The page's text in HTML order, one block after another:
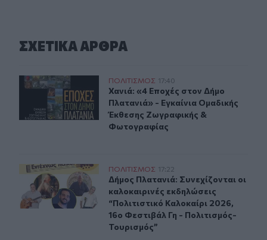
ΣΧΕΤΙΚA AΡΘΡΑ
Χανιά: «4 Εποχές στον Δήμο Πλατανιά» - Εγκαίνια
ΠΟΛΙΤΙΣΜΟΣ 17:40
Χανιά: «4 Εποχές στον Δήμο
Χανιά: «4 Εποχές στον Δήμο
Πλατανιά» - Εγκαίνια Ομαδικής
Έκθεσης Ζωγραφικής &
Φωτογραφίας
Δήμος Πλατανιά: Συνεχίζονται οι καλοκαιρινές
ΠΟΛΙΤΙΣΜΟΣ 17:22
Δήμος Πλατανιά: Συνεχίζονται οι
Δήμος Πλατανιά: Συνεχίζονται οι
καλοκαιρινές εκδηλώσεις
“Πολιτιστικό Καλοκαίρι 2026,
16ο Φεστιβάλ Γη - Πολιτισμός-
Τουρισμός”